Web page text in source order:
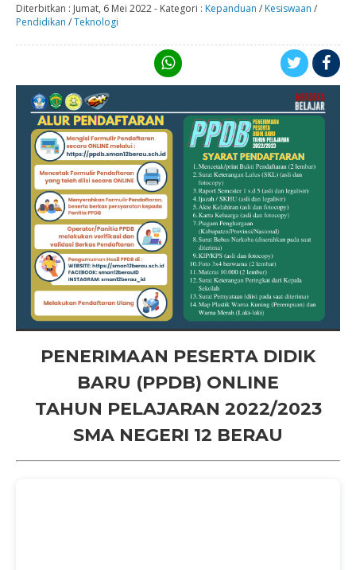
Diterbitkan : Jumat, 6 Mei 2022- Kategori : Kepanduan / Kesiswaan /
Pendidikan /Teknologi
PENERIMAAN PESERTA DIDIK
BARU (PPDB) ONLINE
TAHUN PELAJARAN 2022/2023
SMA NEGERI 12 BERAU